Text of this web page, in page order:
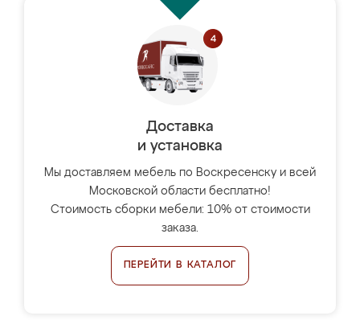
Доставка
и установка
Мы доставляем мебель по Воскресенску и всей
Московской области бесплатно!
Стоимость сборки мебели: 10% от стоимости
заказа.
ПЕРЕЙТИ В КАТАЛОГ